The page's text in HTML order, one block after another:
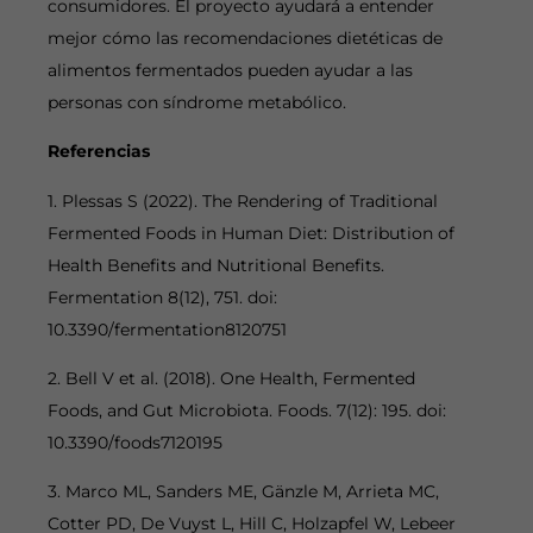
consumidores. El proyecto ayudará a entender
mejor cómo las recomendaciones dietéticas de
alimentos fermentados pueden ayudar a las
personas con síndrome metabólico.
Referencias
1. Plessas S (2022). The Rendering of Traditional
Fermented Foods in Human Diet: Distribution of
Health Benefits and Nutritional Benefits.
Fermentation 8(12), 751. doi:
10.3390/fermentation8120751
2. Bell V et al. (2018). One Health, Fermented
Foods, and Gut Microbiota. Foods. 7(12): 195. doi:
10.3390/foods7120195
3. Marco ML, Sanders ME, Gänzle M, Arrieta MC,
Cotter PD, De Vuyst L, Hill C, Holzapfel W, Lebeer